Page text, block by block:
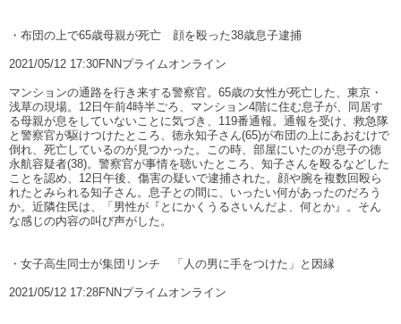
・布団の上で65歳母親が死亡 顔を殴った38歳息子逮捕
2021/05/12 17:30FNNプライムオンライン
マンションの通路を行き来する警察官。65歳の女性が死亡した、東京・
浅草の現場。12日午前4時半ごろ、マンション4階に住む息子が、同居す
る母親が息をしていないことに気づき、119番通報。通報を受け、救急隊
と警察官が駆けつけたところ、徳永知子さん(65)が布団の上にあおむけで
倒れ、死亡しているのが見つかった。この時、部屋にいたのが息子の徳
永航容疑者(38)。警察官が事情を聴いたところ、知子さんを殴るなどした
ことを認め、12日午後、傷害の疑いで逮捕された。顔や腕を複数回殴ら
れたとみられる知子さん。息子との間に、いったい何があったのだろう
か。近隣住民は、「男性が『とにかくうるさいんだよ、何とか』。そん
な感じの内容の叫び声がした。
・女子高生同士が集団リンチ 「人の男に手をつけた」と因縁
2021/05/12 17:28FNNプライムオンライン